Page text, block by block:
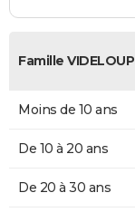
Famille VIDELOUP
Moins de 10 ans
De 10 à 20 ans
De 20 à 30 ans